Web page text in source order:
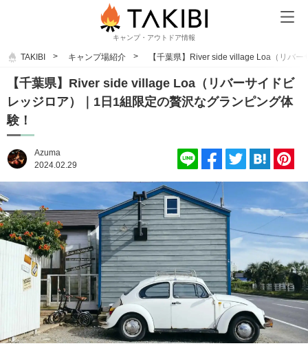
キャンプ・アウトドア情報
TAKIBI キャンプ場紹介 【千葉県】River side village Loa（リバ
【千葉県】River side village Loa（リバーサイドビ
レッジロア）｜1日1組限定の贅沢なグランピング体
験！
Azuma
2024.02.29